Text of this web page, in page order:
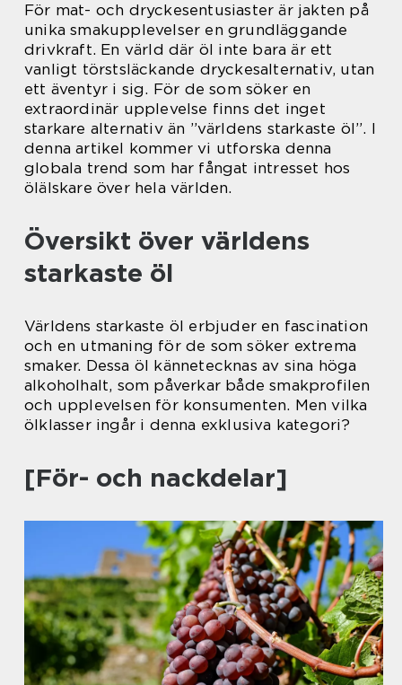
För mat- och dryckesentusiaster är jakten på
unika smakupplevelser en grundläggande
drivkraft. En värld där öl inte bara är ett
vanligt törstsläckande dryckesalternativ, utan
ett äventyr i sig. För de som söker en
extraordinär upplevelse finns det inget
starkare alternativ än ”världens starkaste öl”. I
denna artikel kommer vi utforska denna
globala trend som har fångat intresset hos
ölälskare över hela världen.
Översikt över världens
starkaste öl
Världens starkaste öl erbjuder en fascination
och en utmaning för de som söker extrema
smaker. Dessa öl kännetecknas av sina höga
alkoholhalt, som påverkar både smakprofilen
och upplevelsen för konsumenten. Men vilka
ölklasser ingår i denna exklusiva kategori?
[För- och nackdelar]